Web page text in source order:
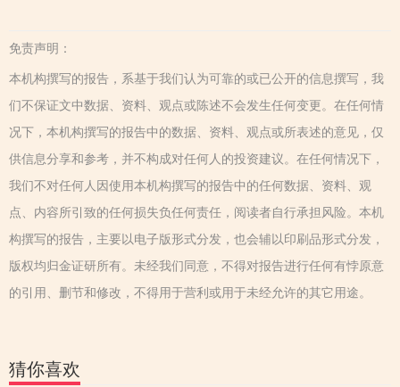
免责声明：
本机构撰写的报告，系基于我们认为可靠的或已公开的信息撰写，我
们不保证文中数据、资料、观点或陈述不会发生任何变更。在任何情
况下，本机构撰写的报告中的数据、资料、观点或所表述的意见，仅
供信息分享和参考，并不构成对任何人的投资建议。在任何情况下，
我们不对任何人因使用本机构撰写的报告中的任何数据、资料、观
点、内容所引致的任何损失负任何责任，阅读者自行承担风险。本机
构撰写的报告，主要以电子版形式分发，也会辅以印刷品形式分发，
版权均归金证研所有。未经我们同意，不得对报告进行任何有悖原意
的引用、删节和修改，不得用于营利或用于未经允许的其它用途。
猜你喜欢